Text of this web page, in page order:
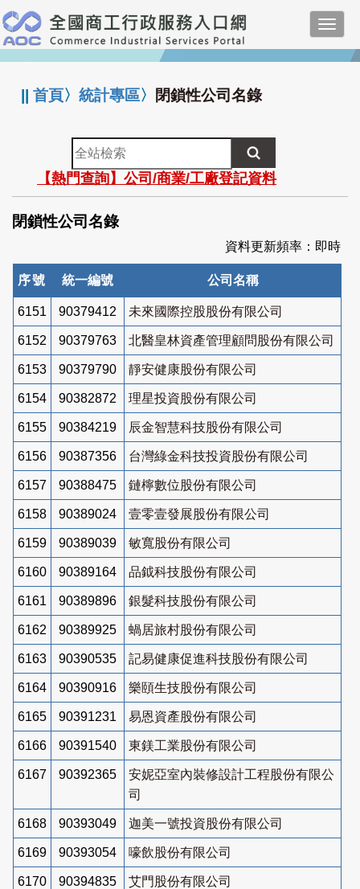
跳
到
主
要
:::
||首頁〉統計專區〉 閉鎖性公司名錄
全
站
檢
索
【熱門查詢】公司/商業/工廠登記資料
閉鎖性公司名錄
資料更新頻率：即時
序號 統一編號 公司名稱
6151 90379412 未來國際控股股份有限公司
6152 90379763 北醫皇林資產管理顧問股份有限公司
6153 90379790 靜安健康股份有限公司
6154 90382872 理星投資股份有限公司
6155 90384219 辰金智慧科技股份有限公司
6156 90387356 台灣綠金科技投資股份有限公司
6157 90388475 鏈檸數位股份有限公司
6158 90389024 壹零壹發展股份有限公司
6159 90389039 敏寬股份有限公司
6160 90389164 品鉞科技股份有限公司
6161 90389896 銀髮科技股份有限公司
6162 90389925 蝸居旅村股份有限公司
6163 90390535 記易健康促進科技股份有限公司
6164 90390916 樂頤生技股份有限公司
6165 90391231 易恩資產股份有限公司
6166 90391540 東鎂工業股份有限公司
6167 90392365
安妮亞室內裝修設計工程股份有限公
司
6168 90393049 迦美一號投資股份有限公司
6169 90393054 嚎飲股份有限公司
6170 90394835 艾門股份有限公司